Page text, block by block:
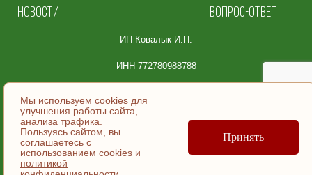
НОВОСТИ
ВОПРОС-ОТВЕТ
ИП Ковалык И.П.
ИНН 772780988788
105064, Москва
ул. Земляной Вал, д.36, эт/помещ 5/ | №9.
Мы используем cookies для
улучшения работы сайта,
анализа трафика.
Пользуясь сайтом, вы
соглашаетесь c
использованием cookies и
политикой
Принять